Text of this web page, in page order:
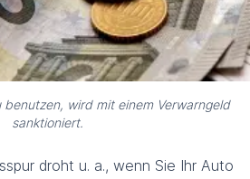
benutzen, wird mit einem Verwarngeld
sanktioniert.
droht u. a., wenn Sie Ihr Auto